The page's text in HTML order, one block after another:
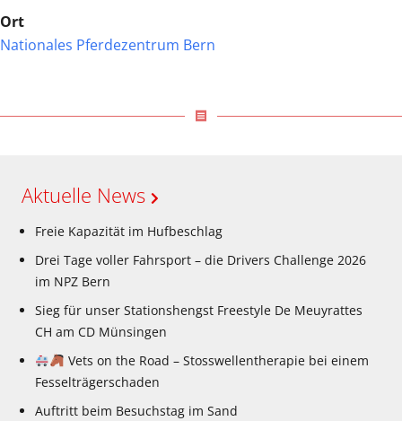
Ort
Nationales Pferdezentrum Bern
receipt
Aktuelle News
Freie Kapazität im Hufbeschlag
Drei Tage voller Fahrsport – die Drivers Challenge 2026
im NPZ Bern
Sieg für unser Stationshengst Freestyle De Meuyrattes
CH am CD Münsingen
Vets on the Road – Stosswellentherapie bei einem
Fesselträgerschaden
Auftritt beim Besuchstag im Sand